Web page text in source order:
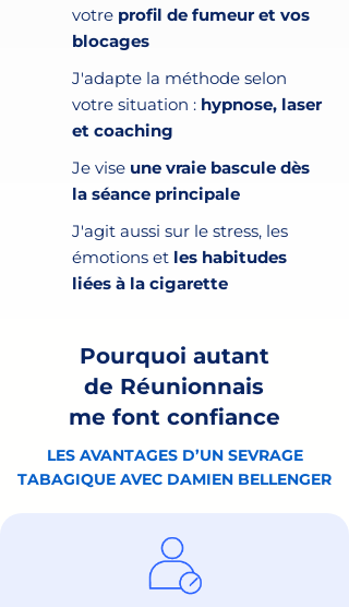
votre profil de fumeur et vos
blocages
J'adapte la méthode selon
votre situation : hypnose, laser
et coaching
Je vise une vraie bascule dès
la séance principale
J'agit aussi sur le stress, les
émotions et les habitudes
liées à la cigarette
Pourquoi autant
de Réunionnais
me font confiance
LES AVANTAGES D’UN SEVRAGE
TABAGIQUE AVEC DAMIEN BELLENGER